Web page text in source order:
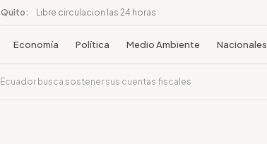
Quito: Libre circulacion las 24 horas
Economía Política Medio Ambiente Nacionales
busca sostener sus cuentas fiscales